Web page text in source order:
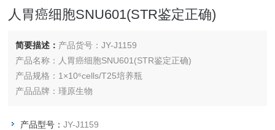
人胃癌细胞SNU601(STR鉴定正确)
简要描述： 产品货号：JY-J1159
产品名称：人胃癌细胞SNU601(STR鉴定正确)
产品规格：1×10⁶cells/T25培养瓶
产品品牌：瑾原生物
产品型号：JY-J1159